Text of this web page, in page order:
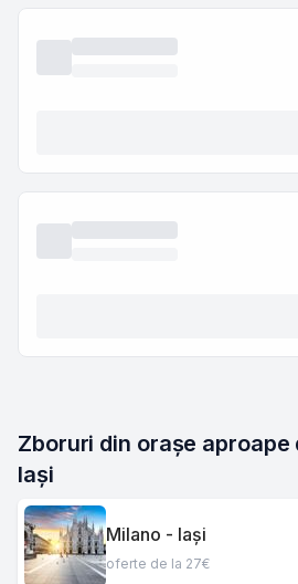
Zboruri din orașe
Iași
Milano - Iași
oferte de la 27€